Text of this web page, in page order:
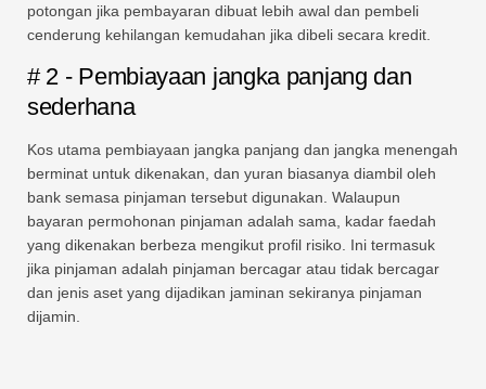
potongan jika pembayaran dibuat lebih awal dan pembeli
cenderung kehilangan kemudahan jika dibeli secara kredit.
# 2 - Pembiayaan jangka panjang dan
sederhana
Kos utama pembiayaan jangka panjang dan jangka menengah
berminat untuk dikenakan, dan yuran biasanya diambil oleh
bank semasa pinjaman tersebut digunakan. Walaupun
bayaran permohonan pinjaman adalah sama, kadar faedah
yang dikenakan berbeza mengikut profil risiko. Ini termasuk
jika pinjaman adalah pinjaman bercagar atau tidak bercagar
dan jenis aset yang dijadikan jaminan sekiranya pinjaman
dijamin.